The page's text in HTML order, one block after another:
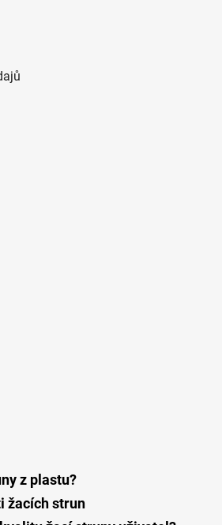
z plastu?
žacích strun